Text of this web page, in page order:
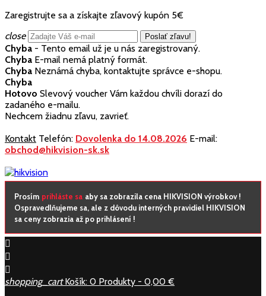
Zaregistrujte sa a získajte zľavový kupón 5€
close
Chyba - Tento email už je u nás zaregistrovaný.
Chyba E-mail nemá platný formát.
Chyba Neznámá chyba, kontaktujte správce e-shopu.
Chyba
Hotovo Slevový voucher Vám každou chvíli dorazí do
zadaného e-mailu.
Nechcem žiadnu zľavu, zavrieť.
Kontakt Telefón: Dovolenka do 14.08.2026 E-mail:
obchod@hikvision-sk.sk
Prosím prihláste sa aby sa zobrazila cena HIKVISION výrobkov !
Ospravedlňujeme sa, ale z dôvodu interných pravidiel HIKVISION
sa ceny zobrazia až po prihlásení !



shopping_cart Košík: 0 Produkty - 0,00 €